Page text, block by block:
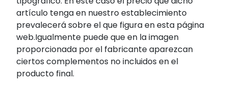
artículo tenga en nuestro establecimiento
prevalecerá sobre el que figura en esta página
web.Igualmente puede que en la imagen
proporcionada por el fabricante aparezcan
ciertos complementos no incluidos en el
producto final.